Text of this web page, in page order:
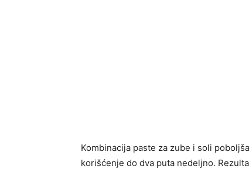
Kombinacija paste za zube i soli
korišćenje do dva puta nedeljno.